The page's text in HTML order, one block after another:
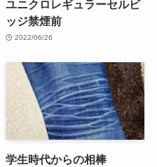
ユニクロレギュラーセルビ
ッジ禁煙前
2022/06/26
学生時代からの相棒